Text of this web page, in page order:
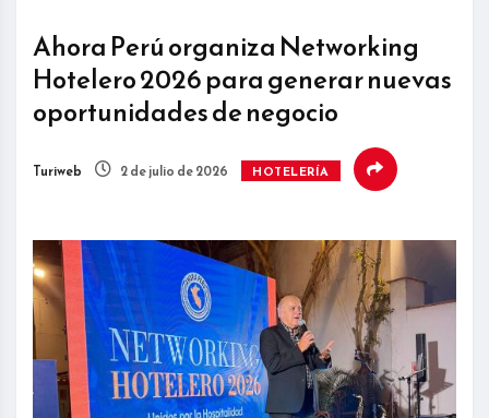
Ahora Perú organiza Networking
Hotelero 2026 para generar nuevas
oportunidades de negocio
Turiweb 2 de julio de 2026 HOTELERÍA